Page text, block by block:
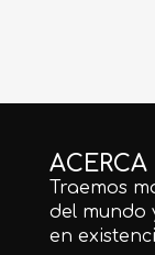
Traemos
del mundo
en